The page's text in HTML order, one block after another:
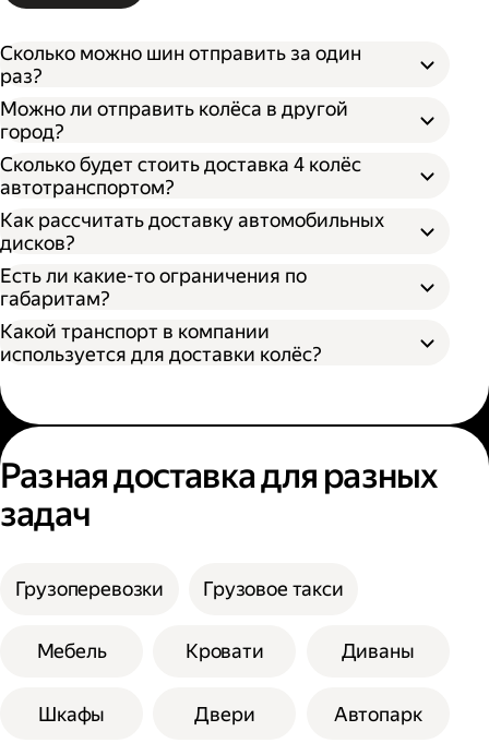
Сколько можно шин отправить за один
раз?
Можно ли отправить колёса в другой
город?
Открыть приложение Яндекс Go или
сайт
Выбрать подходящий тариф;
Ввести данные в поля «Откуда» и «Куда»;
Ввести контакты получателя и
отправителя;
Подтвердить заказ.
Сколько будет стоить доставка 4 колёс
автотранспортом?
Как рассчитать доставку автомобильных
дисков?
В приложении Яндекс Go;
На сайте Яндекс Доставки.
Выберите тариф;
Введите необходимую информацию;
Укажите, нужны ли дополнительные
Выберите способ оплаты.
Есть ли какие-то ограничения по
габаритам?
Диаметр не более 200 см, если выбрана
Высота не более 100 см.
см при выборе помощи одного грузчика, а
допустимая сумма сторон 300 см, а вес
Какой транспорт в компании
используется для доставки колёс?
Разная доставка для разных
задач
Грузоперевозки Грузовое такси
Мебель Кровати Диваны
Шкафы Двери Автопарк